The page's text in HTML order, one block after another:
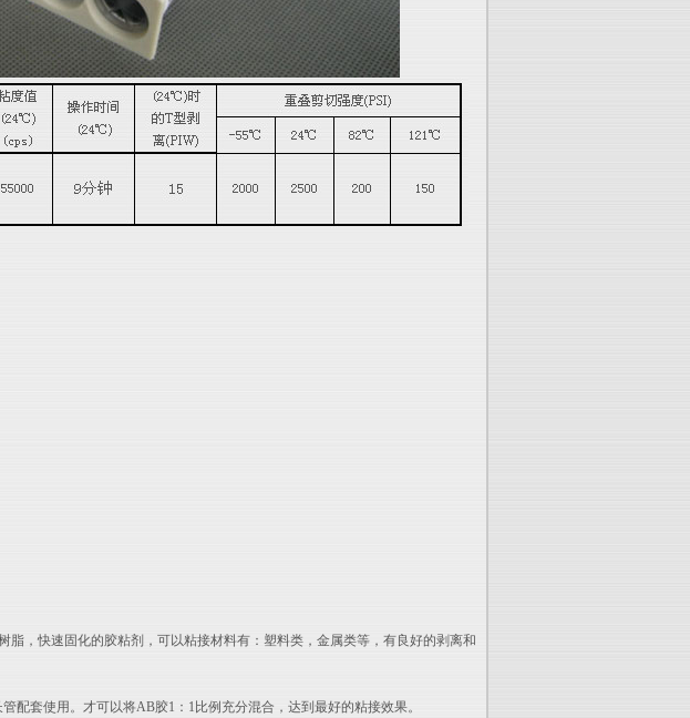
脂，快速固化的胶粘剂，可以粘接材料有：塑料类，金属类等，有良好的剥离和
配套使用。才可以将AB胶1：1比例充分混合，达到最好的粘接效果。